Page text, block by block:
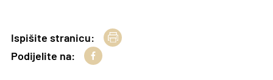
Ispišite stranicu:
Podijelite na: